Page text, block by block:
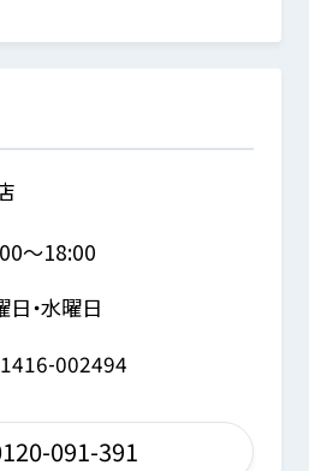
～18:00
日・水曜日
002494
091-391